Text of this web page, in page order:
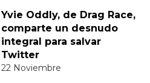
Yvie Oddly, de Drag Race,
comparte un desnudo
integral para salvar
Twitter
22 Noviembre